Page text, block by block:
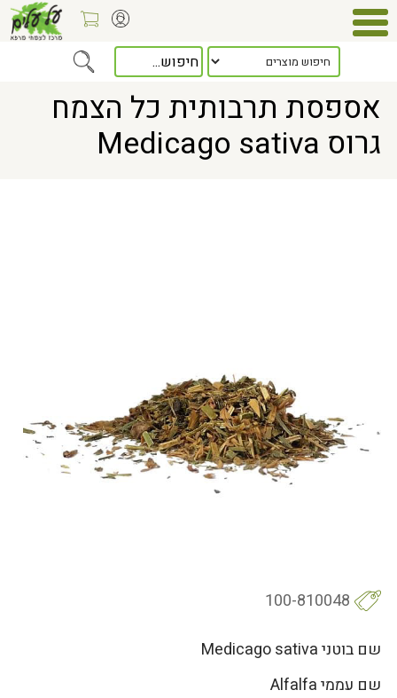
> אספסת תרבותית כל הצמח גרוס Medicago sativa
אספסת תרבותית כל הצמח
גרוס Medicago sativa
100-810048
שם בוטני Medicago sativa
שם עממי Alfalfa